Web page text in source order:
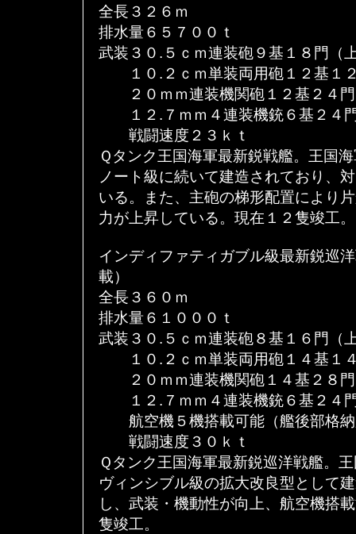
全長３２６ｍ
排水量６５７００ｔ
武装３０.５ｃｍ連装砲９基１８門（
１０.２ｃｍ単装両用砲１２基１
２０ｍｍ連装機関砲１２基２４門
１２.７ｍｍ４連装機銃６基２４
戦闘速度２３ｋｔ
Ｑタンク王国海軍最新鋭戦艦。王国
ノート級に続いて建造されており、
いる。また、主砲の梯形配置により
力が上昇している。現在１２隻竣工。
インディファティガブル級最新鋭巡
載）
全長３６０ｍ
排水量６１０００ｔ
武装３０.５ｃｍ連装砲８基１６門（
１０.２ｃｍ単装両用砲１４基１
２０ｍｍ連装機関砲１４基２８門
１２.７ｍｍ４連装機銃６基２４
航空機５機搭載可能（艦後部格
戦闘速度３０ｋｔ
Ｑタンク王国海軍最新鋭巡洋戦艦。
ヴィンシブル級の拡大改良型として
し、武装・機動性が向上、航空機搭
隻竣工。